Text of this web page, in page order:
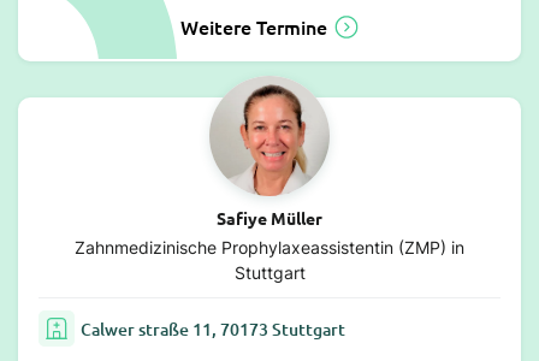
Weitere Termine
Safiye Müller
Zahnmedizinische Prophylaxeassistentin (ZMP) in
Stuttgart
Calwer straße 11, 70173 Stuttgart